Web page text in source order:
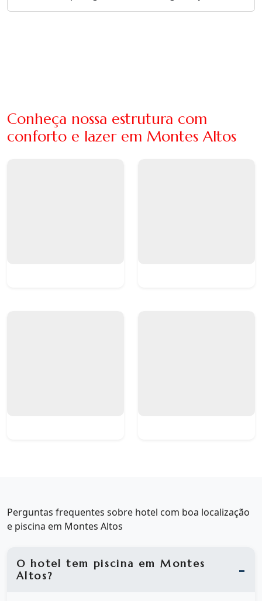
Conheça nossa estrutura com
conforto e lazer em Montes Altos
Perguntas frequentes sobre hotel com boa localização
e piscina em Montes Altos
O hotel tem piscina em Montes
Altos?